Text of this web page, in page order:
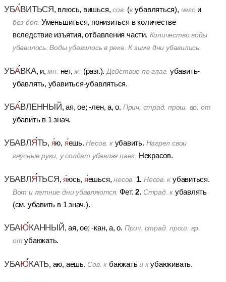
УБАВИТЬСЯ, влюсь, вишься,сов. (кубавляться), чегои
без доп. Уменьшиться, понизиться в количестве
вследствие изъятия, отбавления части. Количество воды
убавилось. Воды убавилось в реке. К зиме дни убавились.
УБАВКА, и,мн. нет,ж. (разг.). Действие по глаг. убавить-
убавлять, убавиться-убавляться.
УБАВЛЕННЫЙ, ая, ое; -лен, а, о. Прич. страд. прош. вр. от
убавить в 1 знач.
УБАВЛЯТЬ, яю, яешь.Несов. кубавить. Нагрел свои
гнусные руки, у солдат убавляя паек.
Некрасов.
УБАВЛЯТЬСЯ,яюсь, яешься,несов. 1. Несов. к убавиться.
Вот и летние дни убавляются. Фет. 2. Страд. кубавлять
(см. убавить в 1 знач.).
УБАЮКАННЫЙ, ая, ое; -кан, а, о. Прич. страд. прош. вр.
от убаюкать.
УБАЮКАТЬ, аю, аешь. Сов. к баюкатьи кубаюкивать.